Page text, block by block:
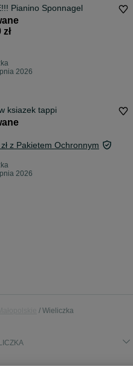
Pianino Sponnagel
zł
2026
ksiazek tappi
z Pakietem Ochronnym
2026
Wieliczka